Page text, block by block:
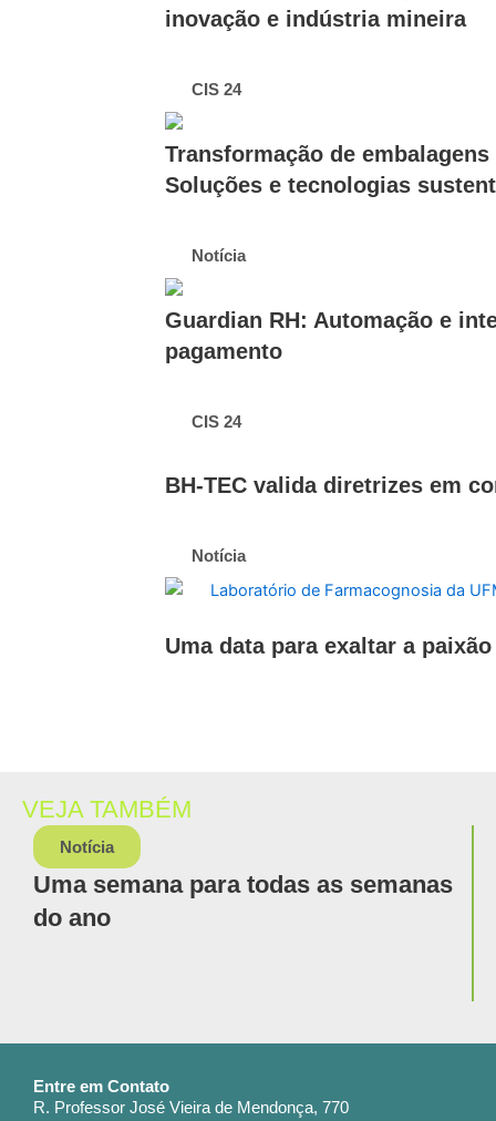
inovação e indústria mineira
CIS 24
Transformação de
Soluções e tecnologias
Notícia
Guardian RH: Automação e
pagamento
CIS 24
BH-TEC valida diretrizes em
Notícia
Uma data para exaltar a
VEJA TAMBÉM
Notícia
Uma semana para todas as semanas
do ano
Entre em Contato
R. Professor José Vieira de Mendonça, 770